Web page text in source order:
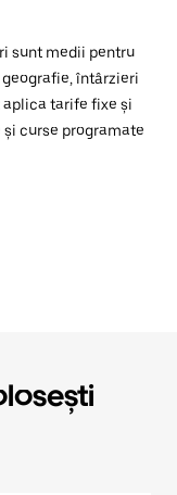
sunt medii pentru
întârzieri
tarife fixe și
curse programate